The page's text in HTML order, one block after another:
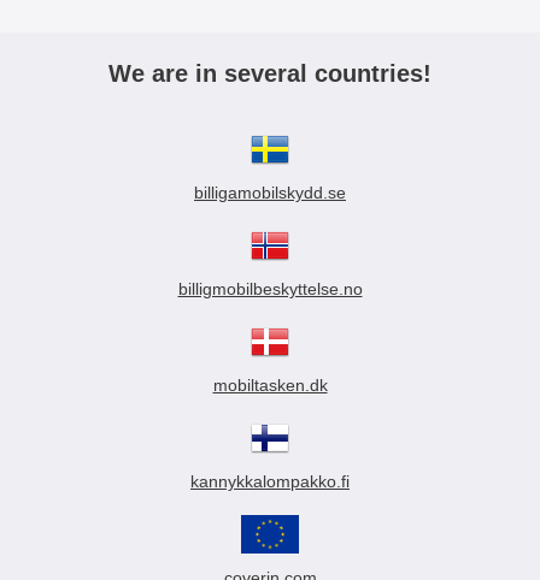
We are in several countries!
billigamobilskydd.se
billigmobilbeskyttelse.no
mobiltasken.dk
kannykkalompakko.fi